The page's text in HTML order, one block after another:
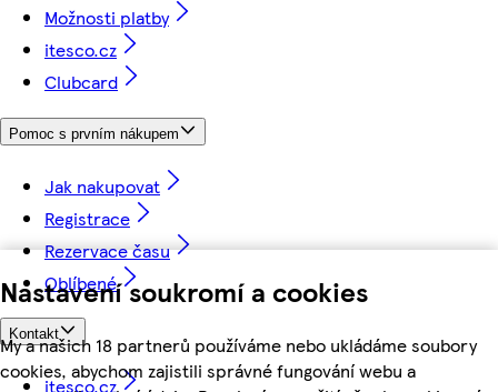
Nastavení soukromí a cookies
My a našich 18 partnerů používáme nebo ukládáme soubory
cookies, abychom zajistili správné fungování webu a
Možnosti platby
itesco.cz
Clubcard
Pomoc s prvním nákupem
Jak nakupovat
Registrace
Rezervace času
Oblíbené
Kontakt
itesco.cz